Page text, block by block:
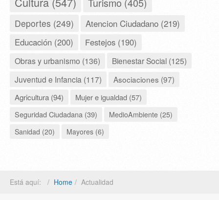
Deportes (249) Atencion Ciudadano (219)
Educación (200) Festejos (190)
Obras y urbanismo (136)
Bienestar Social (125)
Juventud e Infancia (117)
Asociaciones (97)
Agricultura (94)
Mujer e igualdad (57)
Seguridad Ciudadana (39)
MedioAmbiente (25)
Sanidad (20)
Mayores (6)
Está aquí: Home Actualidad